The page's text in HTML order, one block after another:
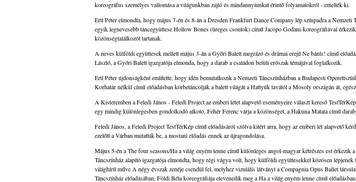
koreográfus személyes vallomása a világunkban zajló és mindannyiunkat érintő folyamatokról - emelték ki.
Ertl Péter elmondta, hogy május 7-én és 8-án a Dresden Frankfurt Dance Company lép színpadra a Nemzeti
egyik legnevesebb táncegyüttese Hollow Bones (üreges csontok) című Jacopo Godani-koreográfiával
közönségtalálkozót tartanak.
A neves külföldi együttesek mellett május 3-án a Győri Balett megrázó és drámai erejű Ne bánts! című
László, a Győri Balett igazgatója elmonda, hogy a darab a családon belüli erőszak témájával foglalkozik.
Ertl Péter újdonságként említette, hogy idén bemutatkozik a Nemzeti Táncszínházban a Budapesti
Korhatár nélkül című előadásban körbetáncolják a balett világát a Hattyúk tavától a Mosoly országán át,
A Kisteremben a Feledi János - Feledi Project az emberi létet alapvető eseményeire választ kereső
egy mindig különlegesben gondolkodó alkotó, Fehér Ferenc várja a közönséget, a Hakuna Matata című
Feledi János, a Feledi Project TestTérKép című előadásáról szólva kitért arra, hogy az emberi lét alapvető
ezelőtt a Várban mutatták be, a mostani előadás ennek az újragondolása.
Május 5-én a The four seasons/Ha a világ enyém lenne című különleges angol-magyar kétrészes est érkezik
Táncszínház alapító igazgatója elmondta, hogy régi vágya volt, hogy külföldi együttesekkel közösen
világhírű műve A négy évszak zenéje csendül fel, melyhez vizulális látványt a Compagnia Opus Ballet
Táncszínház előadásában, Földi Béla koreográfiája elevenedik meg a Ha a világ enyém lenne című előadásban.